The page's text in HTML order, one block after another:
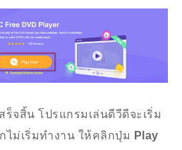
ร็จสิ้น โปรแกรมเล่นดีวีดีจะเริ่ม
ม่เริ่มทำงาน ให้คลิกปุ่ม Play